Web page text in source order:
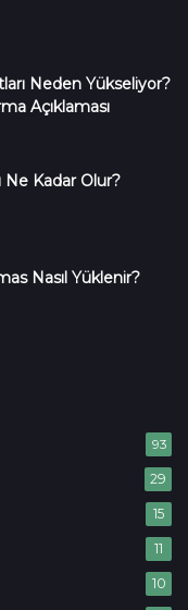
Neden Yükseliyor?
Açıklaması
Ne Kadar Olur?
Nasıl Yüklenir?
93
29
15
11
10